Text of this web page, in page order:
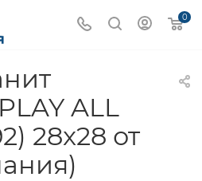
0
ALL
28x28 от